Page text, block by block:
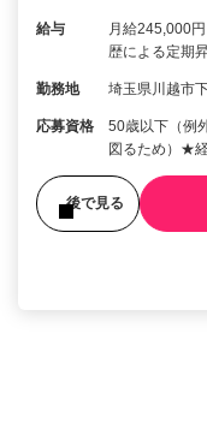
給与
月給245,000
歴による定期
勤務地 埼玉県川越市
応募資格
50歳以下（例
図るため）★
後で見る